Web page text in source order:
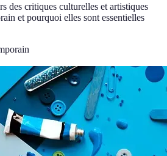
des critiques culturelles et artistiques
et pourquoi elles sont essentielles